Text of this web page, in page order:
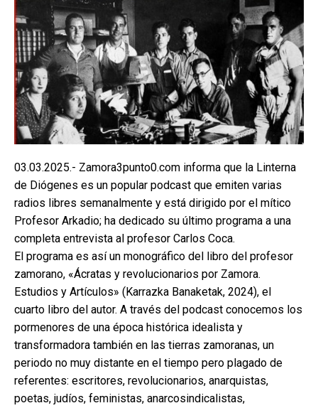
03.03.2025.- Zamora3punto0.com informa que la Linterna
de Diógenes es un popular podcast que emiten varias
radios libres semanalmente y está dirigido por el mítico
Profesor Arkadio; ha dedicado su último programa a una
completa entrevista al profesor Carlos Coca.
El programa es así un monográfico del libro del profesor
zamorano, «Ácratas y revolucionarios por Zamora.
Estudios y Artículos» (Karrazka Banaketak, 2024), el
cuarto libro del autor. A través del podcast conocemos los
pormenores de una época histórica idealista y
transformadora también en las tierras zamoranas, un
periodo no muy distante en el tiempo pero plagado de
referentes: escritores, revolucionarios, anarquistas,
poetas, judíos, feministas, anarcosindicalistas,